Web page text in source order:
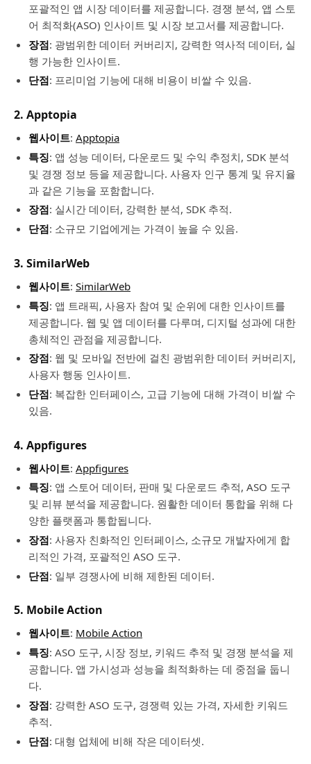
포괄적인 앱 시장 데이터를 제공합니다. 경쟁 분석, 앱 스토
어 최적화(ASO) 인사이트 및 시장 보고서를 제공합니다.
장점: 광범위한 데이터 커버리지, 강력한 역사적 데이터, 실
행 가능한 인사이트.
단점: 프리미엄 기능에 대해 비용이 비쌀 수 있음.
2. Apptopia
웹사이트: Apptopia
특징: 앱 성능 데이터, 다운로드 및 수익 추정치, SDK 분석
및 경쟁 정보 등을 제공합니다. 사용자 인구 통계 및 유지율
과 같은 기능을 포함합니다.
장점: 실시간 데이터, 강력한 분석, SDK 추적.
단점: 소규모 기업에게는 가격이 높을 수 있음.
3. SimilarWeb
웹사이트: SimilarWeb
특징: 앱 트래픽, 사용자 참여 및 순위에 대한 인사이트를
제공합니다. 웹 및 앱 데이터를 다루며, 디지털 성과에 대한
총체적인 관점을 제공합니다.
장점: 웹 및 모바일 전반에 걸친 광범위한 데이터 커버리지,
사용자 행동 인사이트.
단점: 복잡한 인터페이스, 고급 기능에 대해 가격이 비쌀 수
있음.
4. Appfigures
웹사이트: Appfigures
특징: 앱 스토어 데이터, 판매 및 다운로드 추적, ASO 도구
및 리뷰 분석을 제공합니다. 원활한 데이터 통합을 위해 다
양한 플랫폼과 통합됩니다.
장점: 사용자 친화적인 인터페이스, 소규모 개발자에게 합
리적인 가격, 포괄적인 ASO 도구.
단점: 일부 경쟁사에 비해 제한된 데이터.
5. Mobile Action
웹사이트: Mobile Action
특징: ASO 도구, 시장 정보, 키워드 추적 및 경쟁 분석을 제
공합니다. 앱 가시성과 성능을 최적화하는 데 중점을 둡니
다.
장점: 강력한 ASO 도구, 경쟁력 있는 가격, 자세한 키워드
추적.
단점: 대형 업체에 비해 작은 데이터셋.